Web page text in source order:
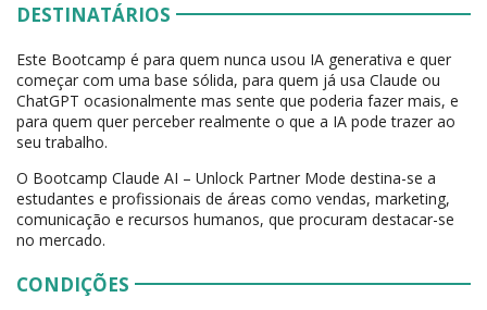
DESTINATÁRIOS
Este Bootcamp é para quem nunca usou IA generativa e quer
começar com uma base sólida, para quem já usa Claude ou
ChatGPT ocasionalmente mas sente que poderia fazer mais, e
para quem quer perceber realmente o que a IA pode trazer ao
seu trabalho.
O Bootcamp Claude AI – Unlock Partner Mode destina-se a
estudantes e profissionais de áreas como vendas, marketing,
comunicação e recursos humanos, que procuram destacar-se
no mercado.
CONDIÇÕES